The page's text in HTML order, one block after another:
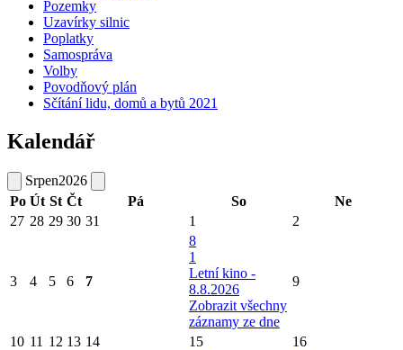
Pozemky
Uzavírky silnic
Poplatky
Samospráva
Volby
Povodňový plán
Sčítání lidu, domů a bytů 2021
Kalendář
Srpen2026
Po Út St Čt Pá So
Ne
27 28 29 30 31 1 2
3 4 5 6 7
8
1
Letní kino -
8.8.2026
Zobrazit všechny
záznamy ze dne
9
10 11 12 13 14 15 16